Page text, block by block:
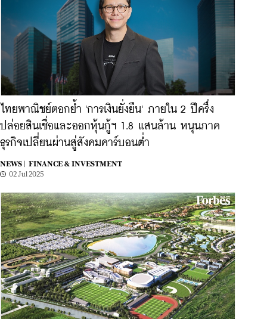
ไทยพาณิชย์ตอกย้ำ 'การเงินยั่งยืน' ภายใน 2 ปีครึ่ง
ปล่อยสินเชื่อและออกหุ้นกู้ฯ 1.8 แสนล้าน หนุนภาค
ธุรกิจเปลี่ยนผ่านสู่สังคมคาร์บอนต่ำ
NEWS |
FINANCE & INVESTMENT
02 Jul 2025